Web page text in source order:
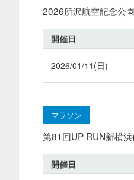
2026所沢航空記念公
開催日
2026/01/11(日)
マラソン
第81回UP RUN新横
開催日